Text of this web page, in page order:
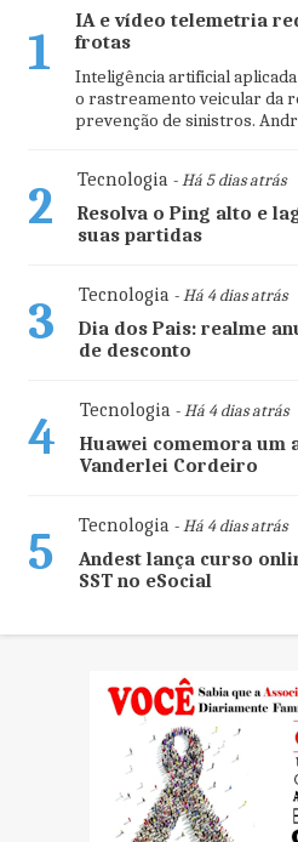
1
IA e vídeo telemetria
frotas
Inteligência artificial
o rastreamento veicular da
prevenção de sinistros.
2 Tecnologia- Há 5 dias atrás
Resolva o Ping alto e
suas partidas
3 Tecnologia- Há 4 dias atrás
Dia dos Pais: realme
de desconto
4 Tecnologia- Há 4 dias atrás
Huawei comemora um
Vanderlei Cordeiro
5 Tecnologia- Há 4 dias atrás
Andest lança curso
SST no eSocial